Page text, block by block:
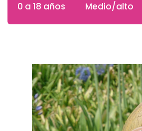
0 a 18 años Medio/alto